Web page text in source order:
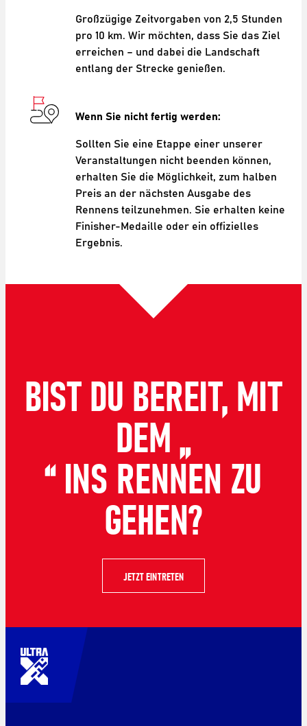
Großzügige Zeitvorgaben von 2,5 Stunden
pro 10 km. Wir möchten, dass Sie das Ziel
erreichen – und dabei die Landschaft
entlang der Strecke genießen.
Wenn Sie nicht fertig werden:
Sollten Sie eine Etappe einer unserer
Veranstaltungen nicht beenden können,
erhalten Sie die Möglichkeit, zum halben
Preis an der nächsten Ausgabe des
Rennens teilzunehmen. Sie erhalten keine
Finisher-Medaille oder ein offizielles
Ergebnis.
BIST DU BEREIT, MIT
DEM „
“ INS RENNEN ZU
GEHEN?
JETZT EINTRETEN